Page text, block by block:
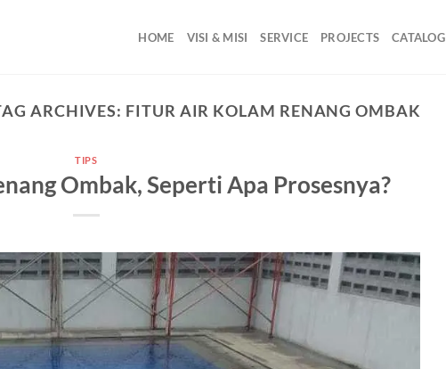
HOME VISI & MISI SERVICE PROJECTS CATALOG
ARCHIVES: FITUR AIR KOLAM RENANG OMBAK
TIPS
Ombak, Seperti Apa Prosesnya?